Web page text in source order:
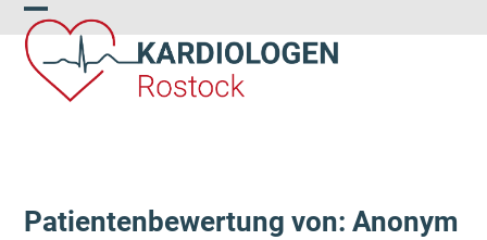
Skip
to
content
Open
mobile
menu
Close
mobile
menu
Patientenbewertung von: Anonym